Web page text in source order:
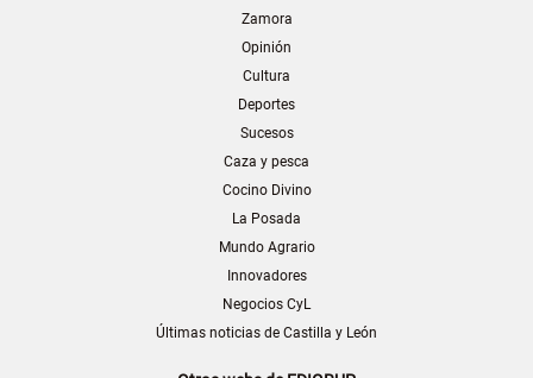
Zamora
Opinión
Cultura
Deportes
Sucesos
Caza y pesca
Cocino Divino
La Posada
Mundo Agrario
Innovadores
Negocios CyL
Últimas noticias de Castilla y León